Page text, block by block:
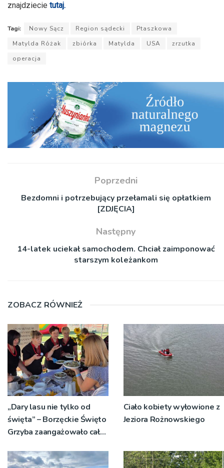
znajdziecie tutaj.
Tagi: Nowy Sącz Region sądecki
Ptaszkowa
Matylda Różak
zbiórka Matylda USA
zrzutka
operacja
Poprzedni
Bezdomni i potrzebujący przełamali się opłatkiem
[ZDJĘCIA]
Następny
14-latek uciekał samochodem. Chciał zaimponować
starszym koleżankom
ZOBACZ RÓWNIEŻ
„Dary lasu nie tylko od
święta” – Borzęckie Święto
Grzyba zaangażowało całe
Ciało kobiety wyłowione z
Jeziora Rożnowskiego